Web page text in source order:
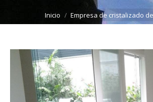
Inicio Empresa de cristalizado